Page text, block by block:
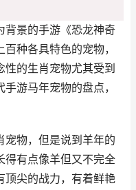
背景的手游《恐龙神奇
种各具特色的宠物，
的生肖宠物尤其受到
游马年宠物的盘点，
宠物，但是说到羊年的
得有点像羊但又不完全
顶尖的战力，有着鲜艳